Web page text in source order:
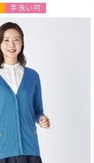
手洗い可